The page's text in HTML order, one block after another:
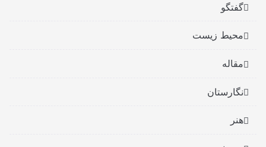
گفتگو
محیط زیست
مقاله
نگارستان
هنر